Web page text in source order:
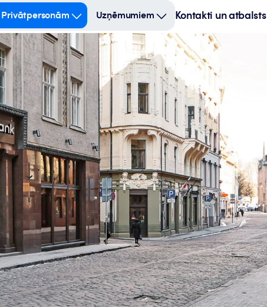
Privātpersonām Uzņēmumiem Kontakti un atbalsts